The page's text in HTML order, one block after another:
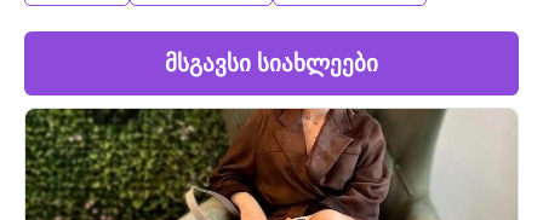
მსგავსი სიახლეები